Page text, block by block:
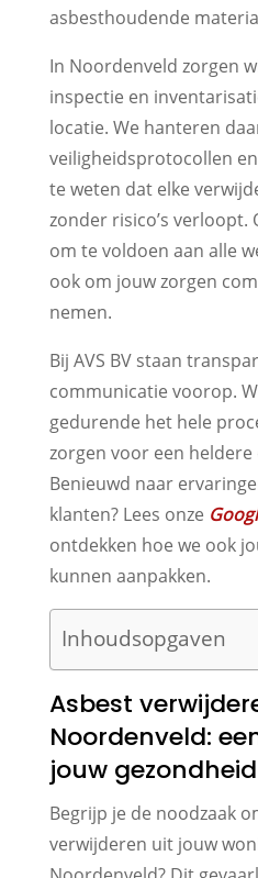
asbesthoudende
In Noordenveld zorgen
inspectie en
locatie. We hanteren
veiligheidsprotocollen
te weten dat elke
zonder risico’s verloopt.
om te voldoen aan alle
ook om jouw zorgen
nemen.
Bij AVS BV staan
communicatie voorop.
gedurende het hele
zorgen voor een
Benieuwd naar
klanten? Lees onze
ontdekken hoe we ook
kunnen aanpakken.
Inhoudsopgaven
Asbest
Noordenveld:
jouw
Begrijp je de noodzaak
verwijderen uit jouw